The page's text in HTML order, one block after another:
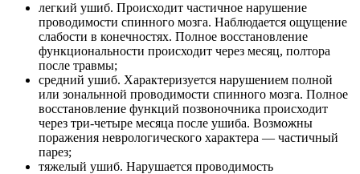
легкий ушиб. Происходит частичное нарушение
проводимости спинного мозга. Наблюдается ощущение
слабости в конечностях. Полное восстановление
функциональности происходит через месяц, полтора
после травмы;
средний ушиб. Характеризуется нарушением полной
или зональнной проводимости спинного мозга. Полное
восстановление функций позвоночника происходит
через три-четыре месяца после ушиба. Возможны
поражения неврологического характера — частичный
парез;
тяжелый ушиб. Нарушается проводимость